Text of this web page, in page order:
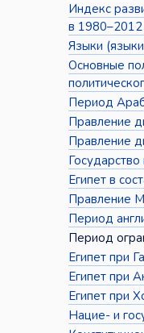
Индекс
в
Языки
Основные
Период
Правление
Правление
Египет в
Правление
Период
Период
Египет при
Египет при
Египет при
Нацие- и